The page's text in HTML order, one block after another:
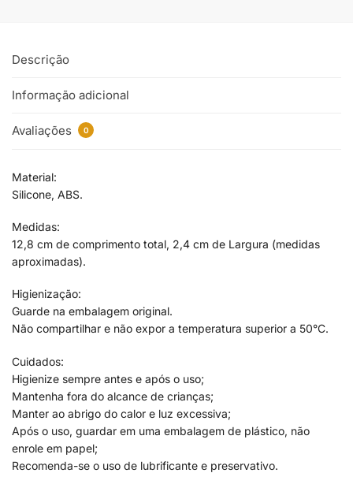
Descrição
Informação adicional
Avaliações 0
Material:
Silicone, ABS.
Medidas:
12,8 cm de comprimento total, 2,4 cm de Largura (medidas
aproximadas).
Higienização:
Guarde na embalagem original.
Não compartilhar e não expor a temperatura superior a 50°C.
Cuidados:
Higienize sempre antes e após o uso;
Mantenha fora do alcance de crianças;
Manter ao abrigo do calor e luz excessiva;
Após o uso, guardar em uma embalagem de plástico, não
enrole em papel;
Recomenda-se o uso de lubrificante e preservativo.